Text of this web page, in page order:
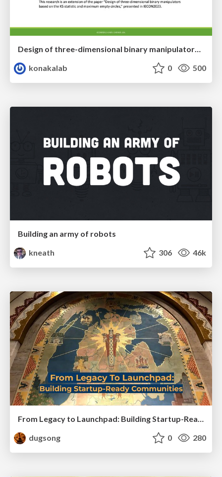
Design of three-dimensional binary manipulators for pick-and-place task avoiding obstacles (IECON2024)
konakalab
0 500
Building an army of robots
kneath
306 46k
dugsong
0 280